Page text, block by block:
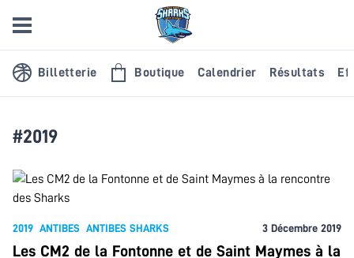
Billetterie Boutique Calendrier Résultats
#2019
2019 ANTIBES ANTIBES SHARKS 3 Décembre 2019
Les CM2 de la Fontonne et de Saint Maymes à la